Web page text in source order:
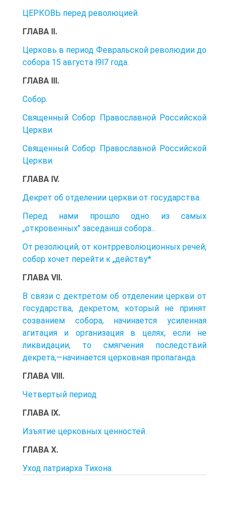
ЦЕРКОВЬ перед революцией.
ГЛАВА II.
Церковь в период Февральской революдии до
собора 15 августа l9l7 года.
ГЛАВА III.
Собор.
Священный Собор Православной Российской
Церкви.
Священный Собор Православной Российской
Церкви.
ГЛАВА IV.
Декрет об отделении церкви от государства.
Перед нами прошло одно из самых
„откровенных" заседанші собора...
От резолюций, от контрреволюционных речей,
собор хочет перейти к „действу*.
ГЛАВА VII.
B связи с дектретом об отделении церкви от
государства, декретом, который не принят
созванием собора, начинается усиленная
агитация и организация в целях, если не
ликвидации, то смягчения последствий
декрета,—начинается церковная пропаганда.
ГЛАВА VIII.
Четвертый период
ГЛАВА IX.
Изъятие церковных ценностей.
ГЛАВА X.
Уход патриарха Тихона.